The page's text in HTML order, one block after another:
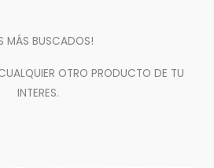
MÁS BUSCADOS!
OTRO PRODUCTO DE TU
INTERES.